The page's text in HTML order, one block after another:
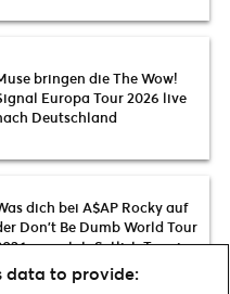
bringen die The Wow!
Europa Tour 2026 live
Deutschland
dich bei A$AP Rocky auf
Don’t Be Dumb World Tour
erwartet: Setlist, Termine
& News
data to provide: